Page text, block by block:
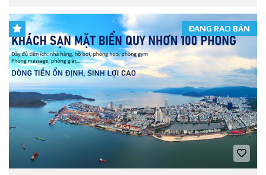
ĐANG RAO BÁN